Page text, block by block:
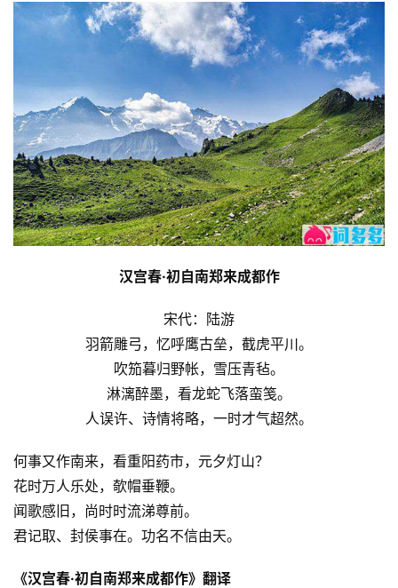
汉宫春·初自南郑来成都作
宋代：陆游
羽箭雕弓，忆呼鹰古垒，截虎平川。
吹笳暮归野帐，雪压青毡。
淋漓醉墨，看龙蛇飞落蛮笺。
人误许、诗情将略，一时才气超然。
何事又作南来，看重阳药市，元夕灯山？
花时万人乐处，欹帽垂鞭。
闻歌感旧，尚时时流涕尊前。
君记取、封侯事在。功名不信由天。
《汉宫春·初自南郑来成都作》翻译